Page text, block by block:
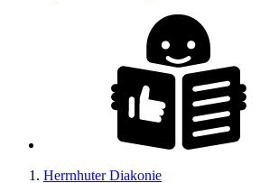
Herrnhuter Diakonie